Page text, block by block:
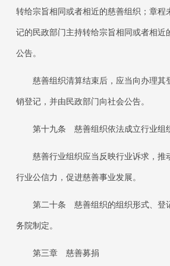
转给宗旨相同或者相近的慈善组织；章程
记的民政部门主持转给宗旨相同或者相近
公告。
慈善组织清算结束后，应当向办理其
销登记，并由民政部门向社会公告。
第十九条 慈善组织依法成立行业组
慈善行业组织应当反映行业诉求，推
行业公信力，促进慈善事业发展。
第二十条 慈善组织的组织形式、登
务院制定。
第三章 慈善募捐